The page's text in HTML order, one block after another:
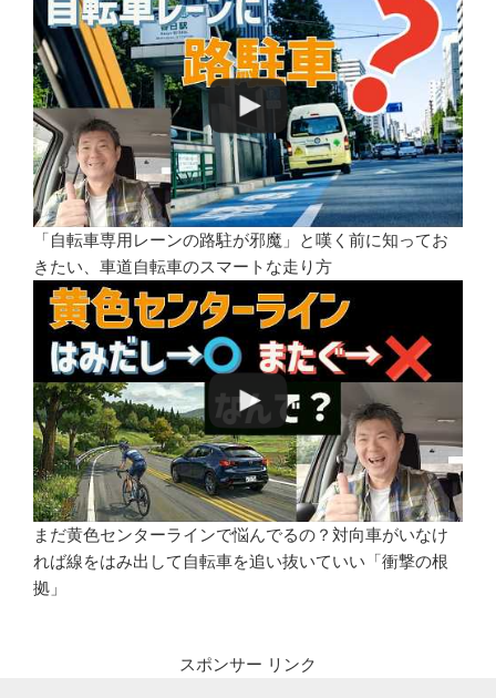
「自転車専用レーンの路駐が邪魔」と嘆く前に知ってお
きたい、車道自転車のスマートな走り方
まだ黄色センターラインで悩んでるの？対向車がいなけ
れば線をはみ出して自転車を追い抜いていい「衝撃の根
拠」
スポンサー リンク